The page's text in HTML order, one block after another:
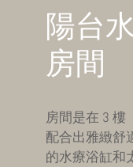
陽台
房間
房間是在 3 樓
配合出雅緻舒
的水療浴缸和